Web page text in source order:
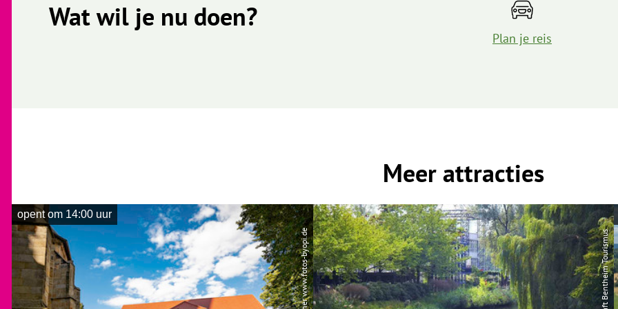
Wat wil je nu doen?
Plan je reis
Meer attracties
opent om 14:00 uur